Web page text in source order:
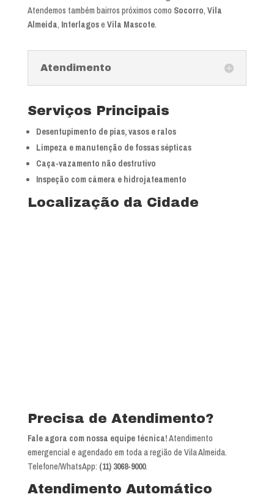
Atendemos também bairros próximos como Socorro, Vila
Almeida, Interlagose Vila Mascote.
Atendimento
Serviços Principais
Desentupimento de pias, vasos e ralos
Limpeza e manutenção de fossas sépticas
Caça-vazamento não destrutivo
Inspeção com câmera e hidrojateamento
Localização da Cidade
Precisa de Atendimento?
Fale agora com nossa equipe técnica!Atendimento
emergencial e agendado em toda a região de Vila Almeida.
Telefone/WhatsApp: (11) 3068-9000.
Atendimento Automático